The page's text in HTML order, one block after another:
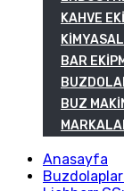
KAHVE
BAR
BUZ
Anasayfa